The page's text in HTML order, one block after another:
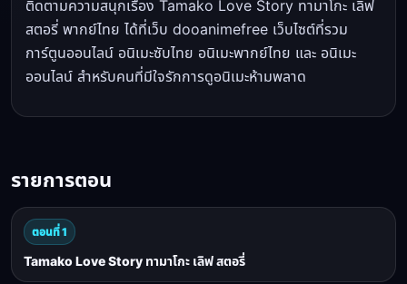
ติดตามความสนุกเรื่อง Tamako Love Story ทามาโกะ เลิฟ
สตอรี่ พากย์ไทย ได้ที่เว็บ dooanimefree เว็บไซต์ที่รวม
การ์ตูนออนไลน์ อนิเมะซับไทย อนิเมะพากย์ไทย และ อนิเมะ
ออนไลน์ สำหรับคนที่มีใจรักการดูอนิเมะห้ามพลาด
รายการตอน
ตอนที่ 1
Tamako Love Story ทามาโกะ เลิฟ สตอรี่